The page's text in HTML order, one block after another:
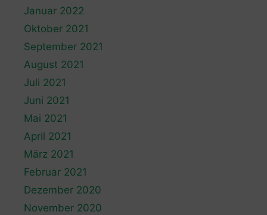
Januar 2022
Oktober 2021
September 2021
August 2021
Juli 2021
Juni 2021
Mai 2021
April 2021
März 2021
Februar 2021
Dezember 2020
November 2020